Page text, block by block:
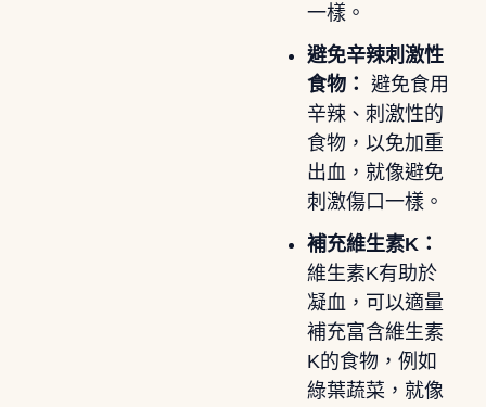
一樣。
避免辛辣刺激性
食物： 避免食用
辛辣、刺激性的
食物，以免加重
出血，就像避免
刺激傷口一樣。
補充維生素K：
維生素K有助於
凝血，可以適量
補充富含維生素
K的食物，例如
綠葉蔬菜，就像